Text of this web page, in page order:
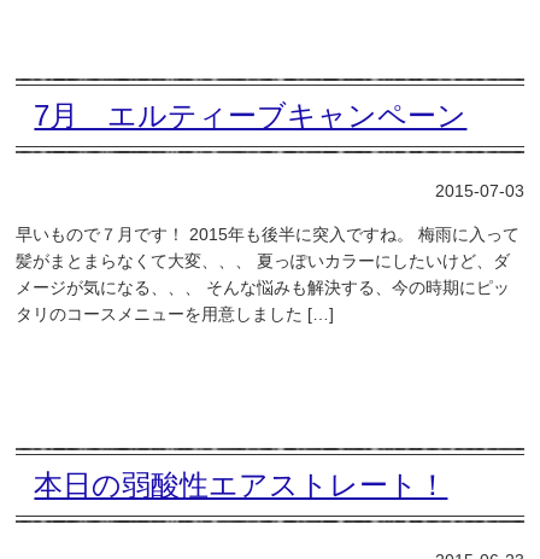
7月 エルティーブキャンペーン
2015-07-03
早いもので７月です！ 2015年も後半に突入ですね。 梅雨に入って
髪がまとまらなくて大変、、、 夏っぽいカラーにしたいけど、ダ
メージが気になる、、、 そんな悩みも解決する、今の時期にピッ
タリのコースメニューを用意しました […]
本日の弱酸性エアストレート！